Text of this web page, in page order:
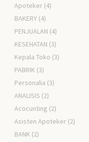
Apoteker (4)
BAKERY (4)
PENJUALAN (4)
KESEHATAN (3)
Kepala Toko (3)
PABRIK (3)
Personalia (3)
ANALISIS (2)
Acocunting (2)
Asisten Apoteker (2)
BANK (2)